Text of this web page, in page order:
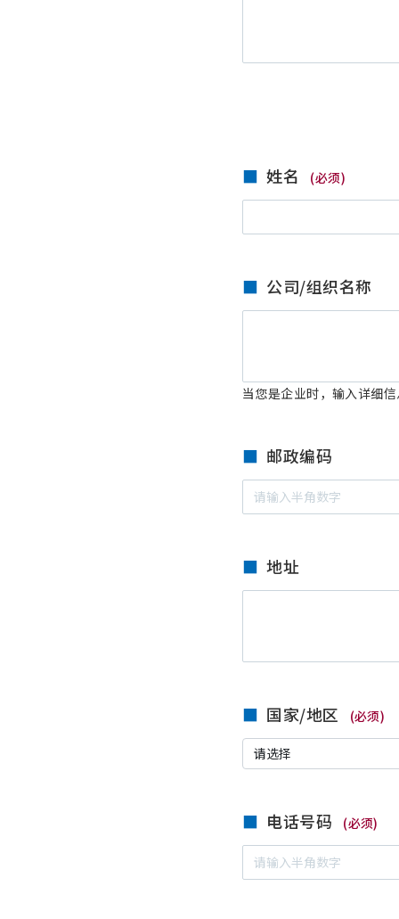
姓名 (必须)
公司/组织名称
当您是企业时，输入详细
邮政编码
地址
国家/地区 (必须)
电话号码 (必须)